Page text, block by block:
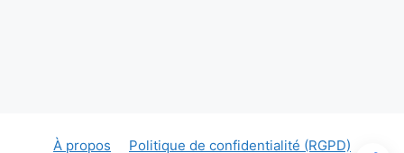
À propos Politique de confidentialité (RGPD)